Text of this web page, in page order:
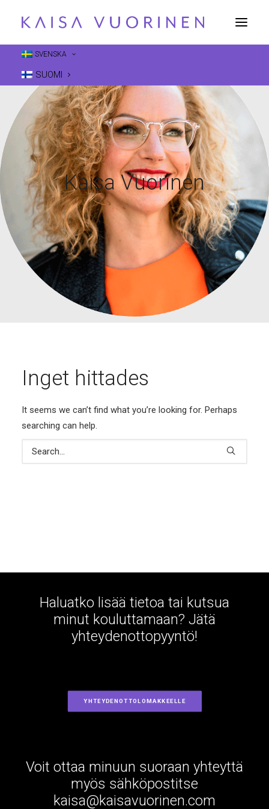
SVENSKA
SUOMI
Kaisa Vuorinen
Inget hittades
It seems we can’t find what you’re looking for. Perhaps
searching can help.
Haluatko lisää tietoa tai kutsua
minut kouluttamaan? Jätä
yhteydenottopyyntö!
YHTEYDENOTTOLOMAKKEELLE
Voit ottaa minuun suoraan yhteyttä
myös sähköpostitse
kaisa@kaisavuorinen.com